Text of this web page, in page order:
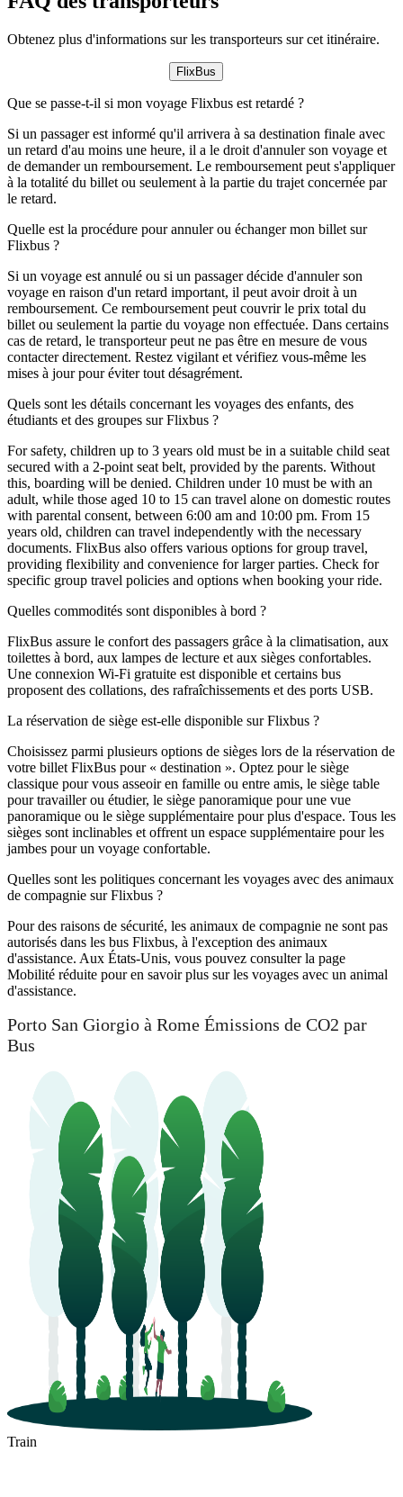
Obtenez plus d'informations sur les transporteurs sur cet itinéraire.
FlixBus
Que se passe-t-il si mon voyage Flixbus est retardé ?
Si un passager est informé qu'il arrivera à sa destination finale avec
un retard d'au moins une heure, il a le droit d'annuler son voyage et
de demander un remboursement. Le remboursement peut s'appliquer
à la totalité du billet ou seulement à la partie du trajet concernée par
le retard.
Quelle est la procédure pour annuler ou échanger mon billet sur
Flixbus ?
Si un voyage est annulé ou si un passager décide d'annuler son
voyage en raison d'un retard important, il peut avoir droit à un
remboursement. Ce remboursement peut couvrir le prix total du
billet ou seulement la partie du voyage non effectuée. Dans certains
cas de retard, le transporteur peut ne pas être en mesure de vous
contacter directement. Restez vigilant et vérifiez vous-même les
mises à jour pour éviter tout désagrément.
Quels sont les détails concernant les voyages des enfants, des
étudiants et des groupes sur Flixbus ?
For safety, children up to 3 years old must be in a suitable child seat
secured with a 2-point seat belt, provided by the parents. Without
this, boarding will be denied. Children under 10 must be with an
adult, while those aged 10 to 15 can travel alone on domestic routes
with parental consent, between 6:00 am and 10:00 pm. From 15
years old, children can travel independently with the necessary
documents. FlixBus also offers various options for group travel,
providing flexibility and convenience for larger parties. Check for
specific group travel policies and options when booking your ride.
Quelles commodités sont disponibles à bord ?
FlixBus assure le confort des passagers grâce à la climatisation, aux
toilettes à bord, aux lampes de lecture et aux sièges confortables.
Une connexion Wi-Fi gratuite est disponible et certains bus
proposent des collations, des rafraîchissements et des ports USB.
La réservation de siège est-elle disponible sur Flixbus ?
Choisissez parmi plusieurs options de sièges lors de la réservation de
votre billet FlixBus pour « destination ». Optez pour le siège
classique pour vous asseoir en famille ou entre amis, le siège table
pour travailler ou étudier, le siège panoramique pour une vue
panoramique ou le siège supplémentaire pour plus d'espace. Tous les
sièges sont inclinables et offrent un espace supplémentaire pour les
jambes pour un voyage confortable.
Quelles sont les politiques concernant les voyages avec des animaux
de compagnie sur Flixbus ?
Pour des raisons de sécurité, les animaux de compagnie ne sont pas
autorisés dans les bus Flixbus, à l'exception des animaux
d'assistance. Aux États-Unis, vous pouvez consulter la page
Mobilité réduite pour en savoir plus sur les voyages avec un animal
d'assistance.
Porto San Giorgio à Rome Émissions de CO2 par
Bus
Train